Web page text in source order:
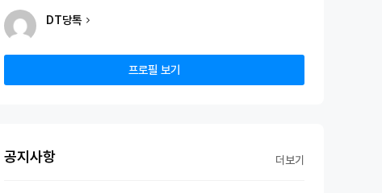
DT당톡
프로필 보기
공지사항 더보기